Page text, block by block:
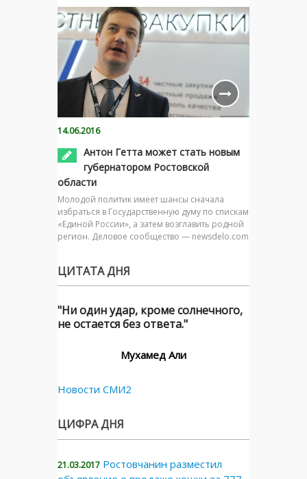
14.06.2016
Антон Гетта может стать новым
губернатором Ростовской
области
Молодой политик имеет шансы сначала
избраться в Государственную думу по спискам
«Единой России», а затем возглавить родной
регион. Деловое сообщество — newsdelo.com
ЦИТАТА ДНЯ
"Ни один удар, кроме солнечного,
не остается без ответа."
Мухамед Али
Новости СМИ2
ЦИФРА ДНЯ
21.03.2017 Ростовчанин разместил